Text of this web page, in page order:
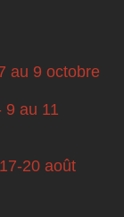
au 9 octobre
9 au 11
20 août